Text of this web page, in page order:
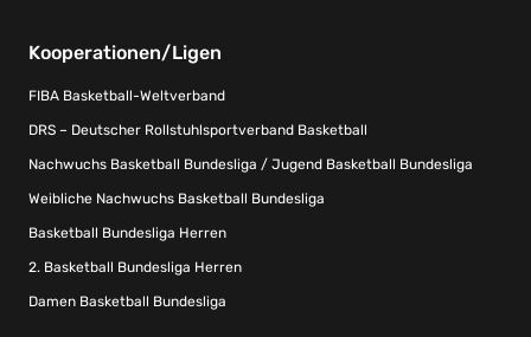
Kooperationen/Ligen
FIBA Basketball-Weltverband
DRS – Deutscher Rollstuhlsportverband Basketball
Nachwuchs Basketball Bundesliga / Jugend Basketball Bundesliga
Weibliche Nachwuchs Basketball Bundesliga
Basketball Bundesliga Herren
2. Basketball Bundesliga Herren
Damen Basketball Bundesliga